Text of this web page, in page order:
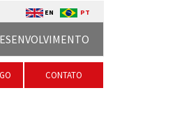
EN PT
CONTATO